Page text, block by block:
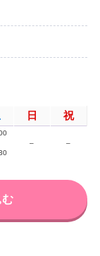
日 祝
– –